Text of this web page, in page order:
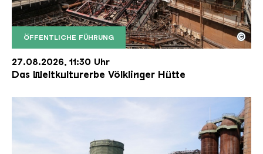
ÖFFENTLICHE FÜHRUNG
Der Erzschrägaufzug der Völklinger Hütte mit
Copyright: Weltkulturerbe Völklinger Hütte | Karl
©
27.08.2026, 11:30 Uhr
Das Weltkulturerbe Völklinger Hütte